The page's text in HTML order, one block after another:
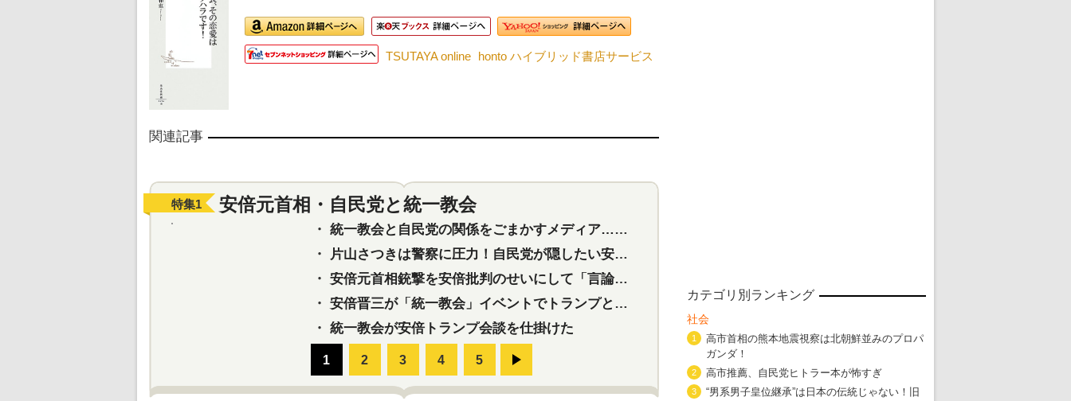
TSUTAYA online honto ハイブリッド書店サービス
関連記事
特集1 安倍元首相・自民党と統一教会
・ 統一教会と自民党の関係をごまかすメディア…民放は有田芳生に発言自粛を要求
・
片山さつきは警察に圧力！自民党が隠したい安倍元首相と統一教会の深い関係
・ 安倍元首相銃撃を安倍批判のせいにして「言論封殺」に利用する自民党応援団
・ 安倍晋三が「統一教会」イベントでトランプと演説！同性婚や夫婦別姓を攻撃
・ 統一教会が安倍トランプ会談を仕掛けた
カテゴリ別ランキング
社会
1
高市首相の熊本地震視察は北朝鮮並みのプロパ
ガンダ！
2 高市推薦、自民党ヒトラー本が怖すぎ
3
“男系男子皇位継承”は日本の伝統じゃない！旧